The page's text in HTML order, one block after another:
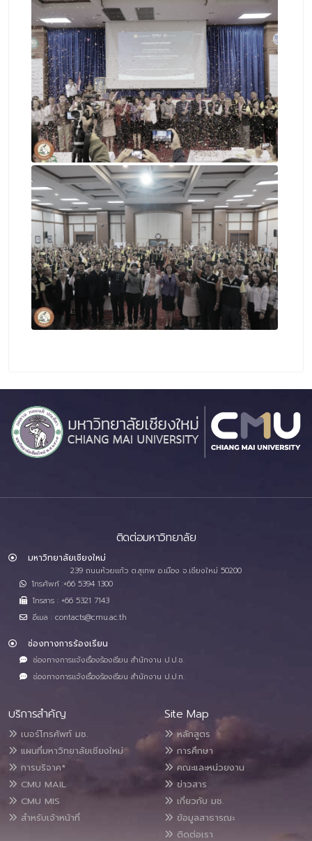
ติดต่อมหาวิทยาลัย
มหาวิทยาลัยเชียงใหม่
239 ถนนห้วยแก้ว ต.สุเทพ อ.เมือง จ.เชียงใหม่ 50200
โทรศัพท์ :+66 5394 1300
โทรสาร : +66 5321 7143
อีเมล : contacts@cmu.ac.th
ช่องทางการร้องเรียน
ช่องทางการแจ้งเรื่องร้องเรียน สำนักงาน ป.ป.ช.
ช่องทางการแจ้งเรื่องร้องเรียน สำนักงาน ป.ป.ท.
บริการสำคัญ
เบอร์โทรศัพท์ มช.
แผนที่มหาวิทยาลัยเชียงใหม่
การบริจาค*
CMU MAIL
CMU MIS
สำหรับเจ้าหน้าที่
Site Map
หลักสูตร
การศึกษา
คณะและหน่วยงาน
ข่าวสาร
เกี่ยวกับ มช.
ข้อมูลสาธารณะ
ติดต่อเรา